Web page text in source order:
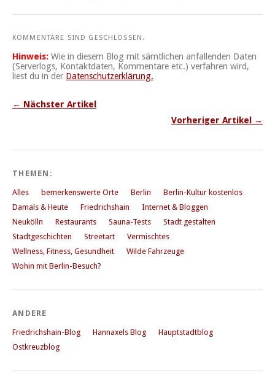
KOMMENTARE SIND GESCHLOSSEN.
Hinweis: Wie in diesem Blog mit sämtlichen anfallenden Daten
(Serverlogs, Kontaktdaten, Kommentare etc.) verfahren wird,
liest du in der Datenschutzerklärung.
← Nächster Artikel
Vorheriger Artikel →
THEMEN:
Alles bemerkenswerte Orte Berlin
Berlin-Kultur kostenlos
Damals & Heute
Friedrichshain
Internet & Bloggen
Neukölln
Restaurants Sauna-Tests
Stadt gestalten
Stadtgeschichten
Streetart
Vermischtes
Wellness, Fitness, Gesundheit
Wilde Fahrzeuge
Wohin mit Berlin-Besuch?
ANDERE
Friedrichshain-Blog Hannaxels Blog
Hauptstadtblog
Ostkreuzblog